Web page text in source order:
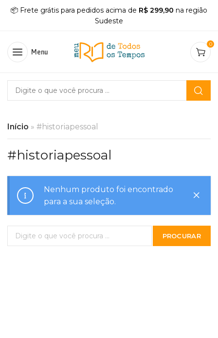
📦 Frete grátis para pedidos acima de R$ 299,90 na região
Sudeste
Menu
0
Início » #historiapessoal
#historiapessoal
Nenhum produto foi encontrado
para a sua seleção.
PROCURAR